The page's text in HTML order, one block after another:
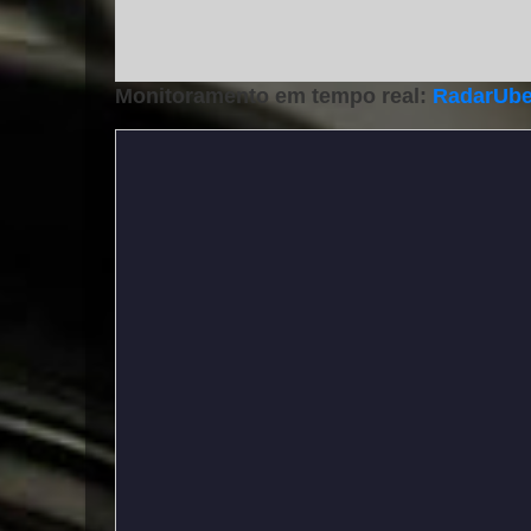
Monitoramento em tempo real: